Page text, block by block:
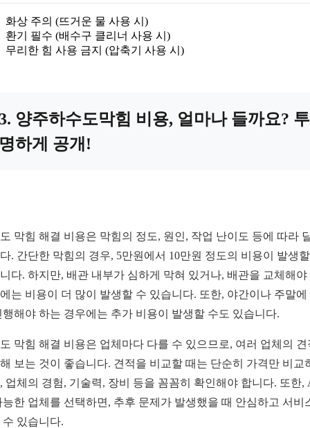
화상 주의 (뜨거운 물 사용 시)
환기 필수 (배수구 클리너 사용 시)
무리한 힘 사용 금지 (압축기 사용 시)
양주하수도막힘 비용, 얼마나 들까요? 투
하게 공개!
막힘 해결 비용은 막힘의 정도, 원인, 작업 난이도 등에 따라
. 간단한 막힘의 경우, 5만원에서 10만원 정도의 비용이 발생
다. 하지만, 배관 내부가 심하게 막혀 있거나, 배관을 교체해야
는 비용이 더 많이 발생할 수 있습니다. 또한, 야간이나 주말에
행해야 하는 경우에는 추가 비용이 발생할 수도 있습니다.
막힘 해결 비용은 업체마다 다를 수 있으므로, 여러 업체의 견
보는 것이 좋습니다. 견적을 비교할 때는 단순히 가격만 비교
업체의 경험, 기술력, 장비 등을 꼼꼼히 확인해야 합니다. 또한,
능한 업체를 선택하면, 추후 문제가 발생했을 때 안심하고 서비
수 있습니다.